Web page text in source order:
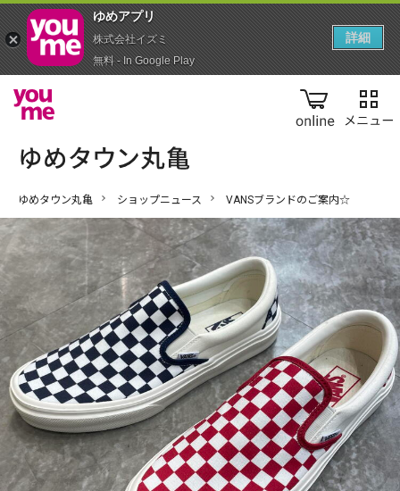
online
ゆめタウン丸亀 ショップニュース VANSブランドのご案内☆
ゆめアプ‪リ‬
株式会社イズミ
無料 - In Google Play
詳細